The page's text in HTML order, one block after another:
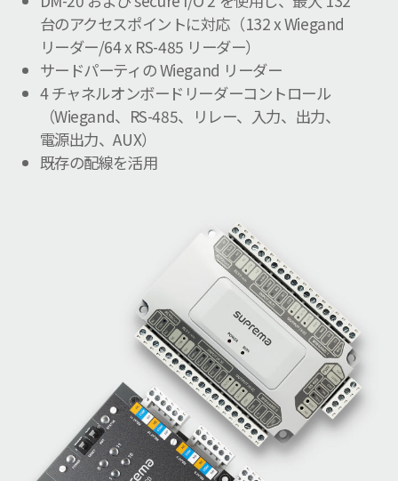
台のアクセスポイントに対応（132 x Wiegand
リーダー/64 x RS-485 リーダー）
サードパーティの Wiegand リーダー
4 チャネルオンボードリーダーコントロール
（Wiegand、RS-485、リレー、入力、出力、
電源出力、AUX）
既存の配線を活用